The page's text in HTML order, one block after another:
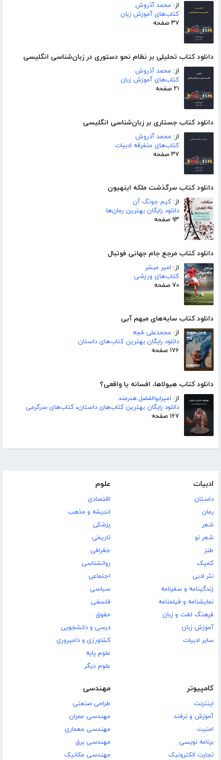
از: محمد آذروش
کتاب‌های آموزش زبان
۳۷ صفحه
دانلود کتاب تحلیلی بر نظام نحو دستوری در زبان‌شناسی انگلیسی
از: محمد آذروش
کتاب‌های آموزش زبان
۲۱ صفحه
دانلود کتاب جستاری بر زبان‌شناسی انگلیسی
از: محمد آذروش
کتاب‌های متفرقه ادبیات
۳۷ صفحه
دانلود کتاب سرگذشت ملکه اینهیون
از: کیم جونگ آن
دانلود رایگان بهترین رمان‌ها
۹۳ صفحه
دانلود کتاب مرجع جام جهانی فوتبال
از: امیر مبشر
کتاب‌های ورزشی
۷۰ صفحه
دانلود کتاب سایه‌های مبهم آبی
از: محمدعلی قجه
دانلود رایگان بهترین کتاب‌های داستان
۱۷۶ صفحه
دانلود کتاب هیولاها، افسانه یا واقعی؟
از: امیرابوالفضل هنرمند
دانلود رایگان بهترین کتاب‌های داستان، کتاب‌های سرگرمی
۱۶۷ صفحه
ادبیات
داستان
رمان
شعر
شعر نو
طنز
کمیک
نثر ادبی
زندگینامه و سفرنامه
نمایشنامه و فیلمنامه
فرهنگ لغت و زبان
آموزش زبان
سایر ادبیات
علوم
اقتصادی
اندیشه و مذهب
پزشکی
تاریخی
جغرافی
روانشناسی
اجتماعی
سیاسی
فلسفی
حقوق
درسی و دانشجویی
کشاورزی و دامپروری
علوم پایه
علوم دیگر
کامپیوتر
اینترنت
آموزش و ترفند
امنیت
برنامه نویسی
تجارت الکترونیک
مهندسی
طراحی صنعتی
مهندسی عمران
مهندسی معماری
مهندسی برق
مهندسی مکانیک